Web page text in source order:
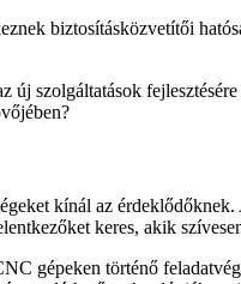
biztosításközvetítői
új szolgáltatások
kínál az
keres, akik
gépeken történő